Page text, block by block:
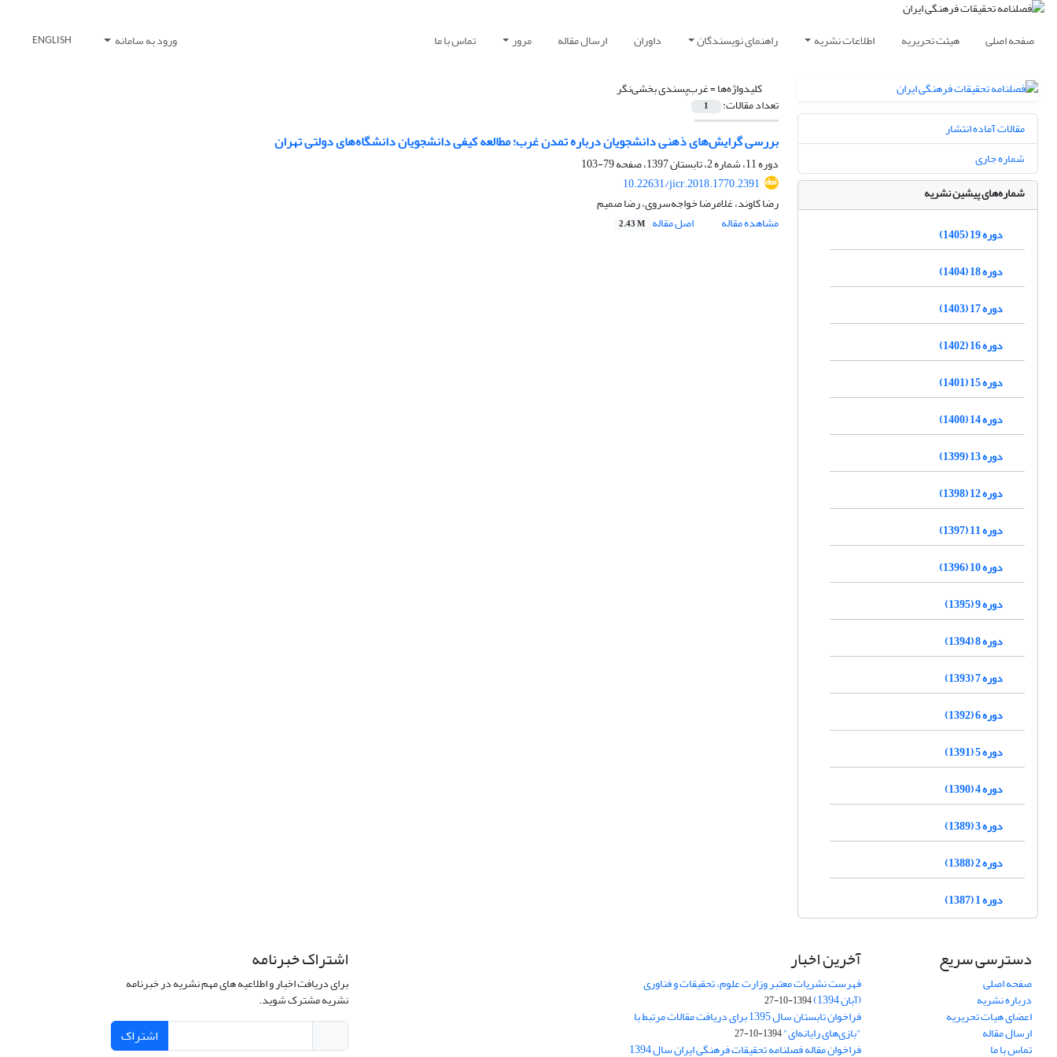
صفحه اصلی هیئت تحریریه اطلاعات نشریه راهنمای نویسندگان داوران ارسال مقاله مرور تماس با ما ورود به سامانه ENGLISH
کلیدواژه‌ها =غرب‌پسندی بخشی‌نگر
تعداد مقالات: 1
بررسی گرایش‌های ذهنی دانشجویان درباره تمدن غرب؛ مطالعه کیفی دانشجویان دانشگاه‌های دولتی تهران
دوره 11، شماره 2، تابستان 1397، صفحه
79-103
10.22631/jicr.2018.1770.2391
رضا کاوند، غلامرضا خواجه‌سروی، رضا صمیم
مشاهده مقاله
اصل مقاله 2.43 M
مقالات آماده انتشار
شماره جاری
شماره‌های پیشین نشریه
دوره 19 (1405)
دوره 18 (1404)
دوره 17 (1403)
دوره 16 (1402)
دوره 15 (1401)
دوره 14 (1400)
دوره 13 (1399)
دوره 12 (1398)
دوره 11 (1397)
دوره 10 (1396)
دوره 9 (1395)
دوره 8 (1394)
دوره 7 (1393)
دوره 6 (1392)
دوره 5 (1391)
دوره 4 (1390)
دوره 3 (1389)
دوره 2 (1388)
دوره 1 (1387)
دسترسی سریع
صفحه اصلی
درباره نشریه
اعضای هیات تحریریه
ارسال مقاله
تماس با ما
آخرین اخبار
فهرست نشریات معتبر وزارت علوم، تحقیقات و فناوری
(آبان 1394) 1394-10-27
فراخوان تابستان سال 1395 برای دریافت مقالات مرتبط با
"بازی‌های رایانه‌ای"1394-10-27
فراخوان مقاله فصلنامه تحقیقات فرهنگی ایران سال 1394
اشتراک خبرنامه
برای دریافت اخبار و اطلاعیه های مهم نشریه در خبرنامه
نشریه مشترک شوید.
اشتراک